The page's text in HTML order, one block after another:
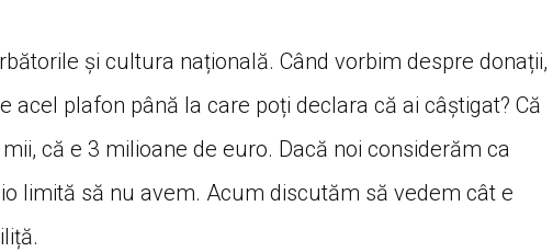
și cultura națională. Când vorbim despre donații,
acel plafon până la care poți declara că ai câștigat? Că
că e 3 milioane de euro. Dacă noi considerăm ca
limită să nu avem. Acum discutăm să vedem cât e